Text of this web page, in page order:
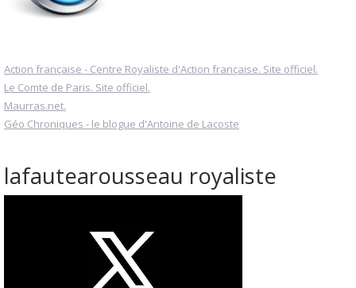
Action française - Centre Royaliste d'Action française. Site officiel.
Le Comte de Paris. Site officiel.
Maurras.net.
Géo Chroniques - le blogue d'Antoine de Lacoste
lafautearousseau royaliste